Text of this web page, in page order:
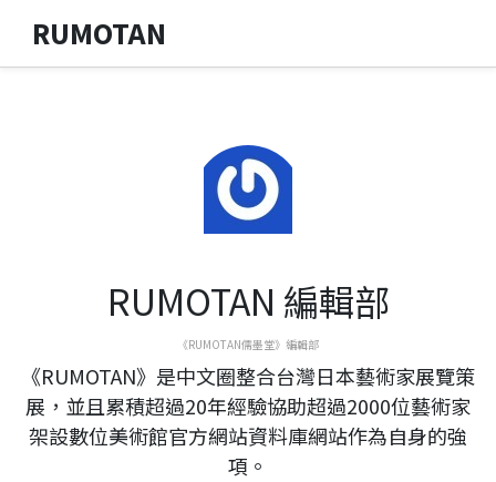
RUMOTAN
RUMOTAN 編輯部
《RUMOTAN儒墨堂》編輯部
《RUMOTAN》是中文圈整合台灣日本藝術家展覽策
展，並且累積超過20年經驗協助超過2000位藝術家
架設數位美術館官方網站資料庫網站作為自身的強
項。